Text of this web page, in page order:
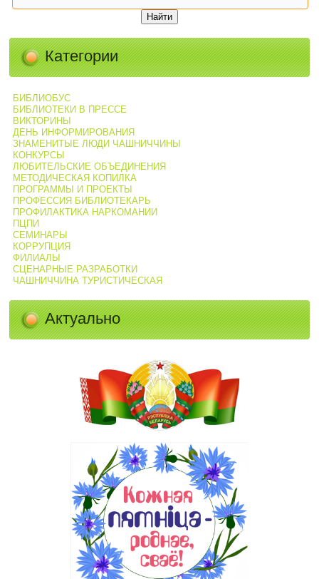
Категории
БИБЛИОБУС
БИБЛИОТЕКИ В ПРЕССЕ
ВИКТОРИНЫ
ДЕНЬ ИНФОРМИРОВАНИЯ
ЗНАМЕНИТЫЕ ЛЮДИ ЧАШНИЧЧИНЫ
КОНКУРСЫ
ЛЮБИТЕЛЬСКИЕ ОБЪЕДИНЕНИЯ
МЕТОДИЧЕСКАЯ КОПИЛКА
ПРОГРАММЫ И ПРОЕКТЫ
ПРОФЕССИЯ БИБЛИОТЕКАРЬ
ПРОФИЛАКТИКА НАРКОМАНИИ
ПЦПИ
СЕМИНАРЫ
КОРРУПЦИЯ
ФИЛИАЛЫ
СЦЕНАРНЫЕ РАЗРАБОТКИ
ЧАШНИЧЧИНА ТУРИСТИЧЕСКАЯ
Актуально